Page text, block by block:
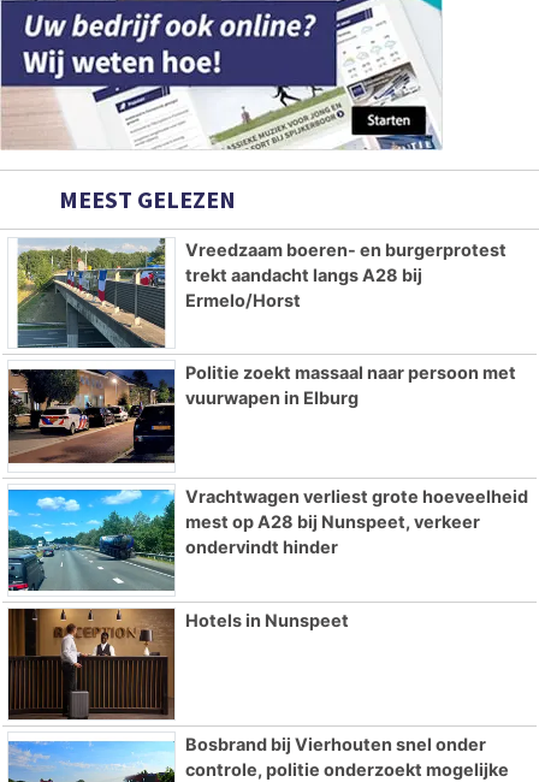
MEEST GELEZEN
Vreedzaam boeren- en burgerprotest
trekt aandacht langs A28 bij
Ermelo/Horst
Politie zoekt massaal naar persoon met
vuurwapen in Elburg
Vrachtwagen verliest grote hoeveelheid
mest op A28 bij Nunspeet, verkeer
ondervindt hinder
Hotels in Nunspeet
Bosbrand bij Vierhouten snel onder
controle, politie onderzoekt mogelijke